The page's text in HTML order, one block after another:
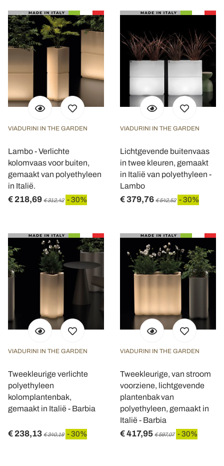
VIADURINI IN THE GARDEN
Lambo - Verlichte
kolomvaas voor buiten,
gemaakt van polyethyleen
in Italië.
€ 218,69 € 312,42 - 30%
VIADURINI IN THE GARDEN
Lichtgevende buitenvaas
in twee kleuren, gemaakt
in Italië van polyethyleen -
Lambo
€ 379,76 € 542,52 - 30%
VIADURINI IN THE GARDEN
Tweekleurige verlichte
polyethyleen
kolomplantenbak,
gemaakt in Italië - Barbia
€ 238,13 € 340,19 - 30%
VIADURINI IN THE GARDEN
Tweekleurige, van stroom
voorziene, lichtgevende
plantenbak van
polyethyleen, gemaakt in
Italië - Barbia
€ 417,95 € 597,07 - 30%